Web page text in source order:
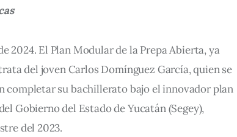
2024. El Plan Modular de la Prepa Abierta, ya
del joven Carlos Domínguez García, quien se
completar su bachillerato bajo el innovador plan
Gobierno del Estado de Yucatán (Segey),
del 2023.